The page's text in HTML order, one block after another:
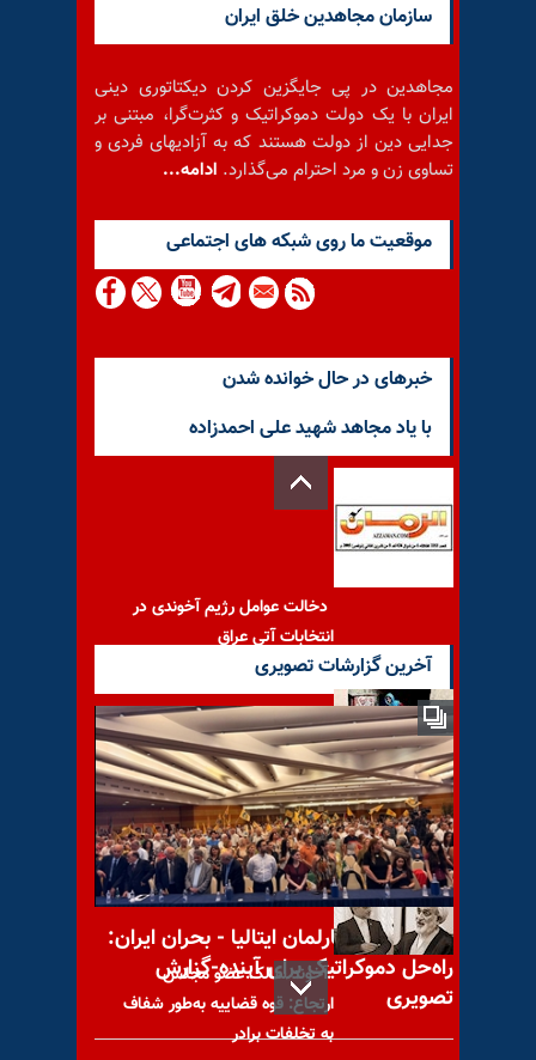
سازمان مجاهدین خلق ایران
مجاهدین در پی جایگزین کردن دیکتاتوری دینی
ایران با یک دولت دموکراتیک و کثرت‌گرا، مبتنی بر
جدایی دین از دولت هستند که به آزادیهای فردی و
تساوی زن و مرد احترام می‌گذارد. ادامه...
موقعيت ما روى شبكه هاى اجتماعى
خبرهای در حال خوانده شدن
با یاد مجاهد شهید علی احمدزاده
دخالت عوامل رژیم آخوندی در
انتخابات آتی عراق
دستگاه قضاییه آخوندها برای
زنان دوچرخه سوار در طرقبه
شاندیز خط‌ و
آخوند سالک عضو مجلس
ارتجاع: قوه قضاییه به‌طور شفاف
به تخلفات برادر
آخرین گزارشات تصویری
کنفرانس در پارلمان ایتالیا - بحران ایران:
راه‌حل دموکراتیک برای آینده-گزارش
تصویری